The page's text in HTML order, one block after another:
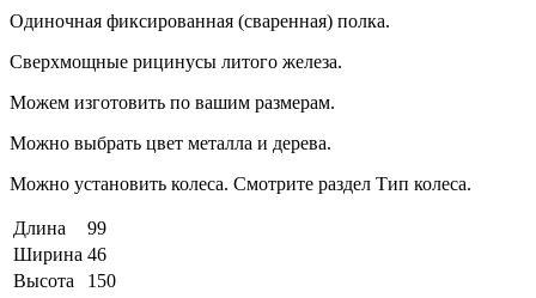
Одиночная фиксированная (сваренная) полка.
Сверхмощные рицинусы литого железа.
Можем изготовить по вашим размерам.
Можно выбрать цвет металла и дерева.
Можно установить колеса. Смотрите раздел Тип колеса.
Длина
99
Ширина 46
Высота
150